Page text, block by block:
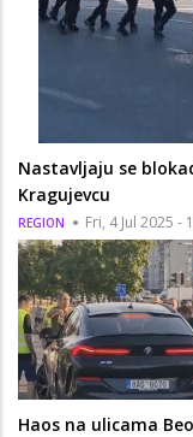
Nastavljaju se
Kragujevcu
REGION Fri, 4 Jul 2025 -
Haos na ulicama